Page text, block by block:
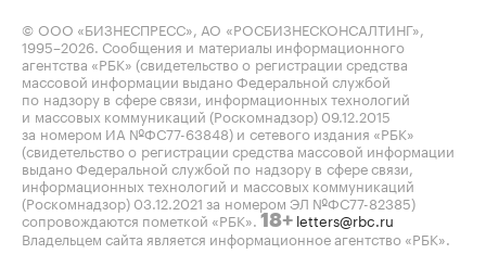
© ООО «БИЗНЕСПРЕСС», АО «РОСБИЗНЕСКОНСАЛТИНГ»,
1995–2026 . Сообщения и материалы информационного
агентства «РБК» (свидетельство о регистрации средства
массовой информации выдано Федеральной службой
по надзору в сфере связи, информационных технологий
и массовых коммуникаций (Роскомнадзор) 09.12.2015
за номером ИА №ФС77-63848) и сетевого издания «РБК»
(свидетельство о регистрации средства массовой информации
выдано Федеральной службой по надзору в сфере связи,
информационных технологий и массовых коммуникаций
(Роскомнадзор) 03.12.2021 за номером ЭЛ №ФС77-82385)
сопровождаются пометкой «РБК». 18+ letters@rbc.ru
Владельцем сайта является информационное агентство «РБК».